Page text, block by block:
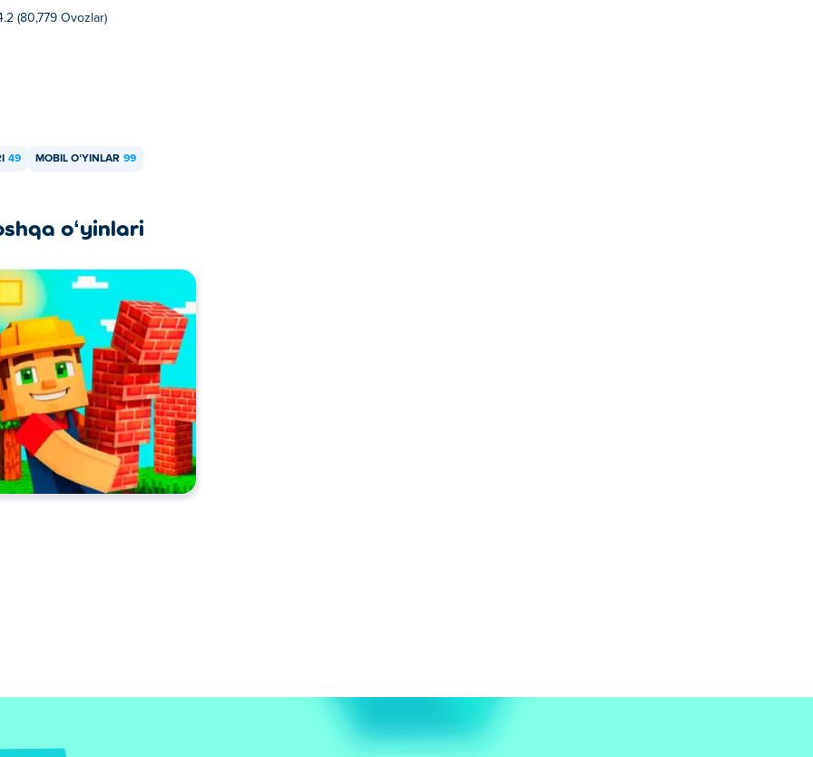
(80,779 Ovozlar)
49 MOBIL OʻYINLAR 99
oʻyinlari